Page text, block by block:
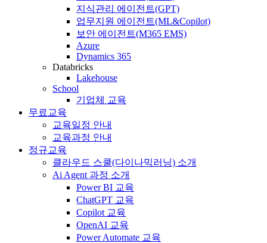
지식관리 에이전트(GPT)
업무지원 에이전트(ML&Copilot)
보안 에이전트(M365 EMS)
Azure
Dynamics 365
Databricks
Lakehouse
School
기업체 교육
무료교육
교육일정 안내
교육과정 안내
정규교육
클라우드 스쿨(다이나믹러닝) 소개
Ai Agent 과정 소개
Power BI 교육
ChatGPT 교육
Copilot 교육
OpenAI 교육
Power Automate 교육